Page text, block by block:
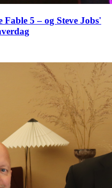
5 – og Steve Jobs'